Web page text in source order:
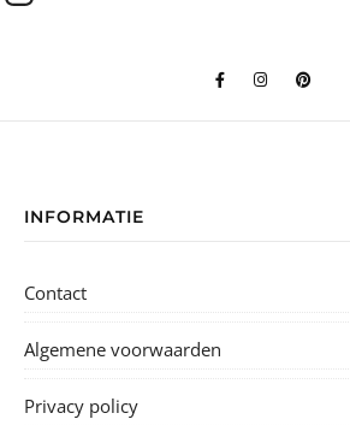
INFORMATIE
Contact
Algemene voorwaarden
Privacy policy